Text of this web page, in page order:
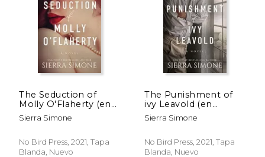
The Seduction of
Molly O'Flaherty (en
Inglés)
Sierra Simone
No Bird Press, 2021, Tapa
Blanda, Nuevo
The Punishment of
ivy Leavold (en
Inglés)
Sierra Simone
No Bird Press, 2021, Tapa
Blanda, Nuevo